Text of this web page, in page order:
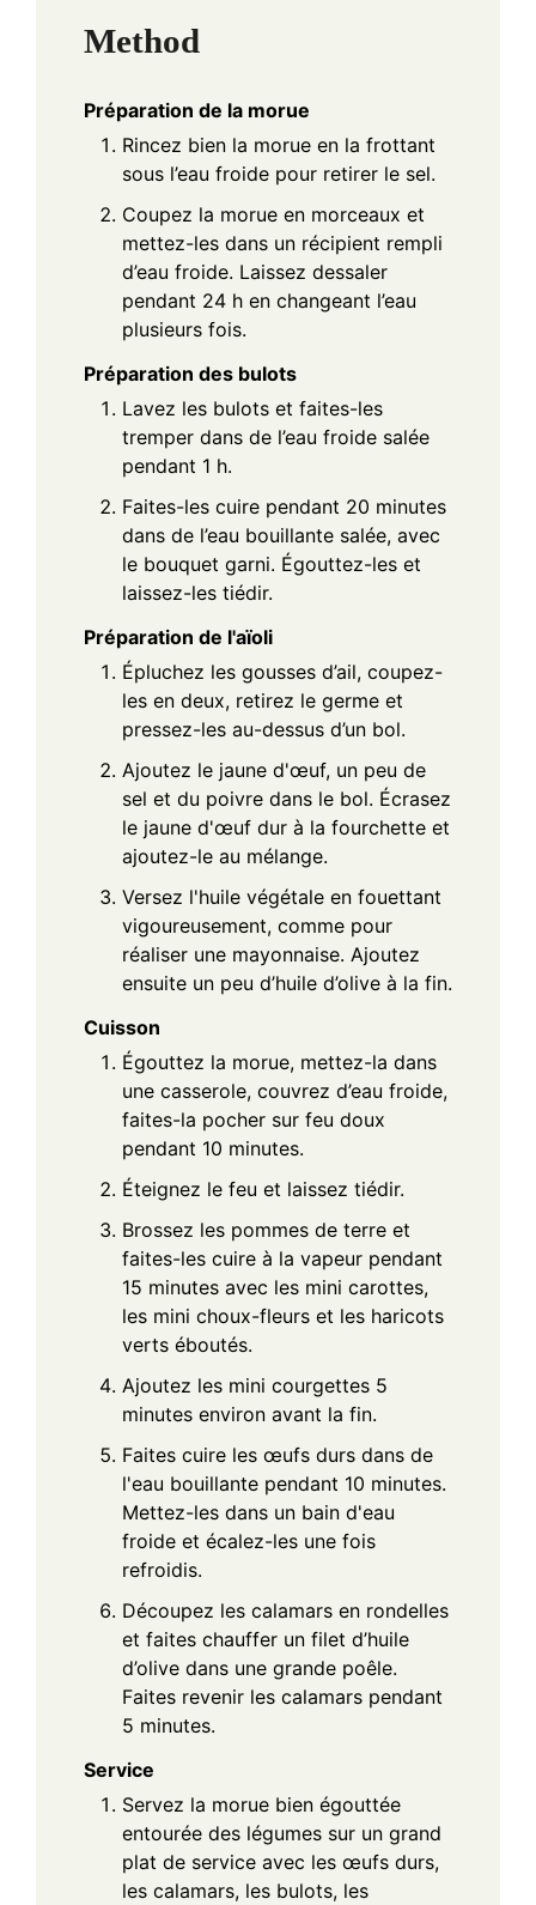
Method
Préparation de la morue
Rincez bien la morue en la frottant
sous l’eau froide pour retirer le sel.
Coupez la morue en morceaux et
mettez-les dans un récipient rempli
d’eau froide. Laissez dessaler
pendant 24 h en changeant l’eau
plusieurs fois.
Préparation des bulots
Lavez les bulots et faites-les
tremper dans de l’eau froide salée
pendant 1 h.
Faites-les cuire pendant 20 minutes
dans de l’eau bouillante salée, avec
le bouquet garni. Égouttez-les et
laissez-les tiédir.
Préparation de l'aïoli
Épluchez les gousses d’ail, coupez-
les en deux, retirez le germe et
pressez-les au-dessus d’un bol.
Ajoutez le jaune d'œuf, un peu de
sel et du poivre dans le bol. Écrasez
le jaune d'œuf dur à la fourchette et
ajoutez-le au mélange.
Versez l'huile végétale en fouettant
vigoureusement, comme pour
réaliser une mayonnaise. Ajoutez
ensuite un peu d’huile d’olive à la fin.
Cuisson
Égouttez la morue, mettez-la dans
une casserole, couvrez d’eau froide,
faites-la pocher sur feu doux
pendant 10 minutes.
Éteignez le feu et laissez tiédir.
Brossez les pommes de terre et
faites-les cuire à la vapeur pendant
15 minutes avec les mini carottes,
les mini choux-fleurs et les haricots
verts éboutés.
Ajoutez les mini courgettes 5
minutes environ avant la fin.
Faites cuire les œufs durs dans de
l'eau bouillante pendant 10 minutes.
Mettez-les dans un bain d'eau
froide et écalez-les une fois
refroidis.
Découpez les calamars en rondelles
et faites chauffer un filet d’huile
d’olive dans une grande poêle.
Faites revenir les calamars pendant
5 minutes.
Service
Servez la morue bien égouttée
entourée des légumes sur un grand
plat de service avec les œufs durs,
les calamars, les bulots, les